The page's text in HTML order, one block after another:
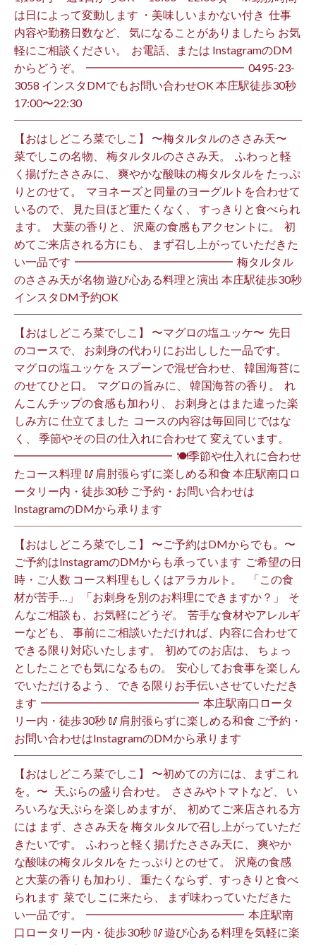
は日によって変動します ・美味しいまかない付き ⁡ 仕事
内容や勤務日数など、 気になることがありましたら お気
軽にご相談ください。 ⁡ お電話、または InstagramのDM
からどうぞ。 ⁡ ━━━━━━━━━━━━━━ ⁡ ️0495-23-
3058 インスタDMでもお問い合わせOK 本庄駅徒歩30秒
17:00〜22:30 ⁡
【おはしどころ菜でしこ】 〜梅タルタルのささみ天〜 ⁡
菜でしこの名物、 梅タルタルのささみ天。 ⁡ ふわっと軽
く揚げたささみに、 爽やかな酸味の梅タルタルを たっぷ
りとのせて。 ⁡ マヨネーズと同量のヨーグルトを合わせて
いるので、 見た目ほど重たくなく、 すっきりと食べられ
ます。 ⁡ 大葉の香りと、 沢庵の食感もアクセントに。 ⁡ 初
めてご来店される方にも、 まず召し上がっていただきた
い一品です️ ⁡ ━━━━━━━━━━━━━━ ⁡ 梅タルタル
のささみ天が名物 遊び心ある料理と演出 本庄駅徒歩30秒
インスタDM予約OK ⁡
【おはしどころ菜でしこ】 〜マグロの塩ユッケ〜 ⁡ 先日
のコースで、 お刺身の代わりにお出しした一品です。 ⁡
マグロの塩ユッケを スプーンで混ぜ合わせ、 韓国海苔に
のせてひと口。 ⁡ マグロの旨みに、 韓国海苔の香り。 ⁡ れ
んこんチップの食感も加わり、 お刺身とはまた違った楽
しみ方に 仕立てました️ ⁡ コースの内容は毎回同じではな
く、 季節やその日の仕入れに合わせて 変えています。 ⁡
━━━━━━━━━━━━━━ ⁡ 🍽季節や仕入れに合わせ
たコース料理 🥢肩肘張らずに楽しめる和食 本庄駅南口ロ
ータリー内・徒歩30秒 ご予約・お問い合わせは
InstagramのDMから承ります ⁡
【おはしどころ菜でしこ】 〜ご予約はDMからでも。〜 ⁡
ご予約はInstagramのDMからも承っています ⁡ ご希望の日
時・ご人数 コース料理もしくはアラカルト。 ⁡ ⁡ 「この食
材が苦手…」 「お刺身を別のお料理にできますか？」 ⁡ そ
んなご相談も、お気軽にどうぞ。 ⁡ 苦手な食材やアレルギ
ーなども、 事前にご相談いただければ、内容に合わせて
できる限り対応いたします。 ⁡ 初めてのお店は、 ちょっ
としたことでも気になるもの。 ⁡ 安心してお食事を楽しん
でいただけるよう、 できる限りお手伝いさせていただき
ます️ ⁡ ━━━━━━━━━━━━━━ ⁡ 本庄駅南口ロータ
リー内・徒歩30秒 🥢肩肘張らずに楽しめる和食 ご予約・
お問い合わせはInstagramのDMから承ります ⁡
【おはしどころ菜でしこ】 〜初めての方には、まずこれ
を。〜 ⁡ ⁡ 天ぷらの盛り合わせ。 ⁡ ささみやトマトなど、 い
ろいろな天ぷらを楽しめますが、 ⁡ 初めてご来店される方
には まず、ささみ天を 梅タルタルで召し上がっていただ
きたいです。 ⁡ ふわっと軽く揚げたささみ天に、 爽やか
な酸味の梅タルタルを たっぷりとのせて。 ⁡ 沢庵の食感
と大葉の香りも加わり、 重たくならず、すっきりと食べ
られます️ ⁡ 菜でしこに来たら、 まず味わっていただきた
い一品です。 ⁡ ━━━━━━━━━━━━━━ ⁡ 本庄駅南
口ロータリー内・徒歩30秒 🥢遊び心ある料理を気軽に楽